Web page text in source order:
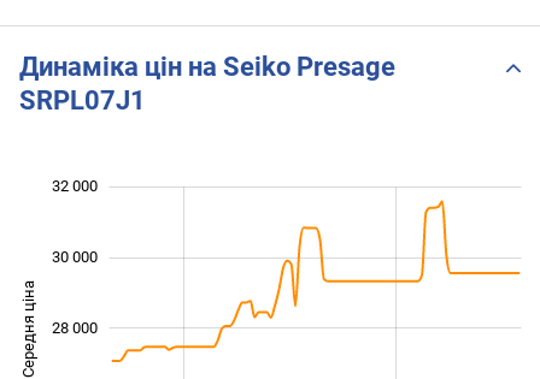
Динаміка цін на Seiko Presage
SRPL07J1
Середня ціна 24 000
28 000
30 000
32 000